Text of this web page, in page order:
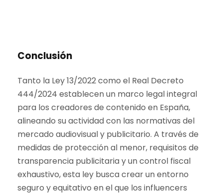
Conclusión
Tanto la Ley 13/2022 como el Real Decreto
444/2024 establecen un marco legal integral
para los creadores de contenido en España,
alineando su actividad con las normativas del
mercado audiovisual y publicitario. A través de
medidas de protección al menor, requisitos de
transparencia publicitaria y un control fiscal
exhaustivo, esta ley busca crear un entorno
seguro y equitativo en el que los influencers